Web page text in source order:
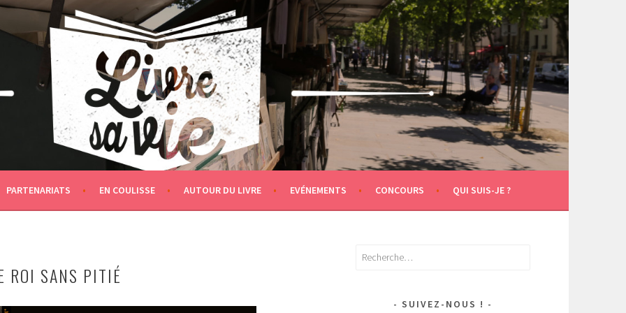
PARTENARIATS EN COULISSE AUTOUR DU LIVRE EVÉNEMENTS CONCOURS QUI SUIS-JE ?
ROI SANS PITIÉ
Rechercher :
SUIVEZ-NOUS !